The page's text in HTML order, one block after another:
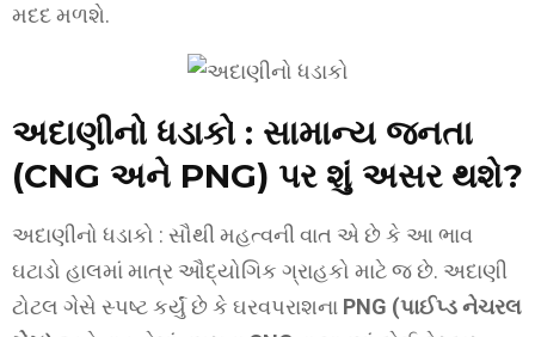
મદદ મળશે.
અદાણીનો ધડાકો : સામાન્ય જનતા
(CNG અને PNG) પર શું અસર થશે?
અદાણીનો ધડાકો : સૌથી મહત્વની વાત એ છે કે આ ભાવ
ઘટાડો હાલમાં માત્ર ઔદ્યોગિક ગ્રાહકો માટે જ છે. અદાણી
ટોટલ ગેસે સ્પષ્ટ કર્યું છે કે ઘરવપરાશના PNG (પાઈપ્ડ નેચરલ